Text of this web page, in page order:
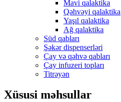
Mavi qalaktika
Qəhvəyi qalaktika
Yaşıl qalaktika
Ağ qalaktika
Süd qabları
Şəkər dispenserləri
Çay və qəhvə qabları
Çay infuzeri topları
Titrəyən
Xüsusi məhsullar